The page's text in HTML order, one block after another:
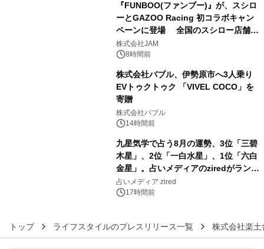
『FUNBOO(ファンブー)』が、スシロ
ーとGAZOO Racing 初コラボキャン
ペーンに登場 全国のスシロー店舗で
GR 4車種の FUNBOO(ミニカー)付き
メニューが展開されます
株式会社JAM
8時間前
株式会社バブル、伊勢原市へ3人乗り
EVトゥクトゥク 「VIVEL COCO」を
寄贈
株式会社バブル
14時間前
九星気学で占う8月の運勢、3位「三碧
木星」、2位「一白水星」、1位「六白
金星」。占いメディアのziredがランキ
ングを発表
占いメディア zired
17時間前
トップ ライフスタイルのプレスリリース一覧 株式会社楽土